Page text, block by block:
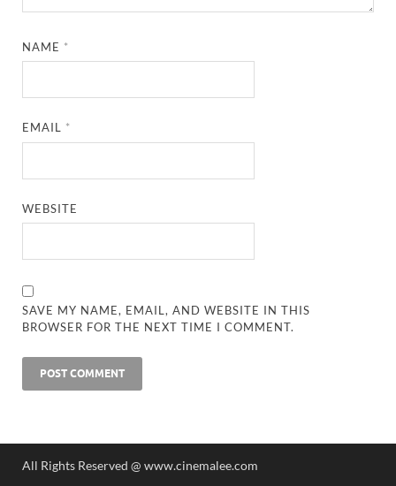
NAME *
EMAIL *
WEBSITE
SAVE MY NAME, EMAIL, AND WEBSITE IN THIS
BROWSER FOR THE NEXT TIME I COMMENT.
All Rights Reserved @ www.cinemalee.com